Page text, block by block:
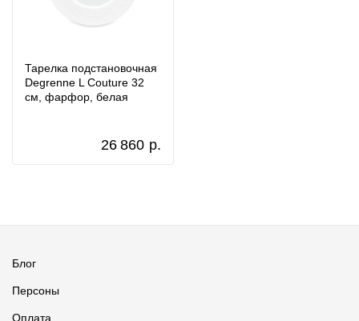
Тарелка подстановочная
Degrenne L Couture 32
см, фарфор, белая
26 860 р.
Блог
Персоны
Оплата